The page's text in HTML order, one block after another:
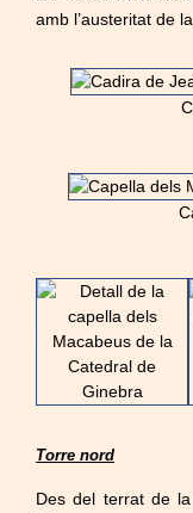
amb l’austeritat de
Torre nord
Des del terrat de